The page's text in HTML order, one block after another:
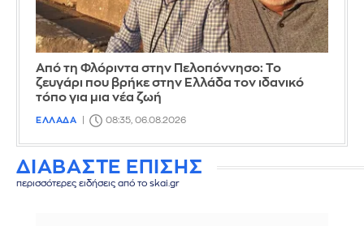
Από τη Φλόριντα στην Πελοπόννησο: Το
ζευγάρι που βρήκε στην Ελλάδα τον ιδανικό
τόπο για μια νέα ζωή
ΕΛΛΑΔΑ 08:35, 06.08.2026
ΔΙΑΒΑΣΤΕ ΕΠΙΣΗΣ
περισσότερες ειδήσεις από το skai.gr